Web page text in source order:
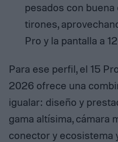
pesados con
tirones,
Pro y la pantalla a
Para ese perfil, el 15
2026 ofrece una
igualar: diseño y
gama altísima, cámara
conector y ecosistema